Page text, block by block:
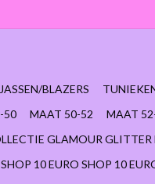
JASSEN/BLAZERS
50
MAAT 50-52 MAAT
GLAMOUR
10 EURO SHOP 10